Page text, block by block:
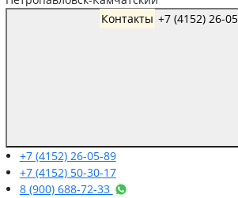
Контакты
+7 (4152) 26-05-89
+7 (4152) 50-30-17
8 (900) 688-72-33